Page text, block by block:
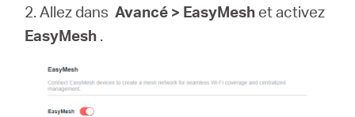
2. Allez dansAvancé > EasyMesh et activez
EasyMesh .